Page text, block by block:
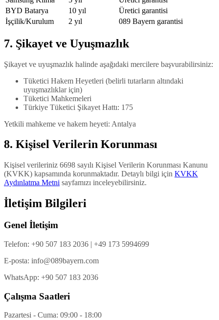
BYD Batarya
10 yıl
Üretici garantisi
İşçilik/Kurulum
2 yıl 089 Bayern garantisi
7. Şikayet ve Uyuşmazlık
Şikayet ve uyuşmazlık halinde aşağıdaki mercilere başvurabilirsiniz:
Tüketici Hakem Heyetleri (belirli tutarların altındaki
uyuşmazlıklar için)
Tüketici Mahkemeleri
Türkiye Tüketici Şikayet Hattı: 175
Yetkili mahkeme ve hakem heyeti: Antalya
8. Kişisel Verilerin Korunması
Kişisel verileriniz 6698 sayılı Kişisel Verilerin Korunması Kanunu
(KVKK) kapsamında korunmaktadır. Detaylı bilgi için KVKK
Aydınlatma Metni sayfamızı inceleyebilirsiniz.
İletişim Bilgileri
Genel İletişim
Telefon: +90 507 183 2036 | +49 173 5994699
E-posta: info@089bayern.com
WhatsApp: +90 507 183 2036
Çalışma Saatleri
Pazartesi - Cuma: 09:00 - 18:00